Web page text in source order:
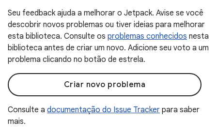
Seu feedback ajuda a melhorar o Jetpack. Avise se você
descobrir novos problemas ou tiver ideias para melhorar
esta biblioteca. Consulte os problemas conhecidos nesta
biblioteca antes de criar um novo. Adicione seu voto a um
problema clicando no botão de estrela.
Criar novo problema
Consulte a documentação do Issue Tracker para saber
mais.